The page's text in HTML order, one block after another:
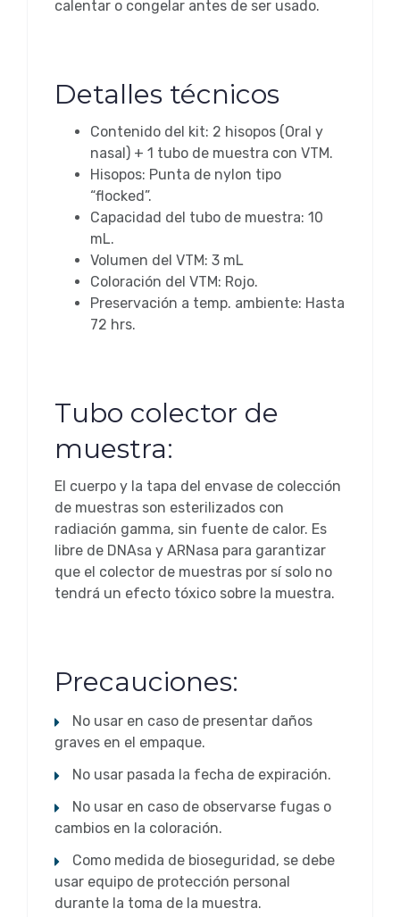
calentar o congelar antes de ser usado.
Detalles técnicos
Contenido del kit: 2 hisopos (Oral y
nasal) + 1 tubo de muestra con VTM.
Hisopos: Punta de nylon tipo
“flocked”.
Capacidad del tubo de muestra: 10
mL.
Volumen del VTM: 3 mL
Coloración del VTM: Rojo.
Preservación a temp. ambiente: Hasta
72 hrs.
Tubo colector de
muestra:
El cuerpo y la tapa del envase de colección
de muestras son esterilizados con
radiación gamma, sin fuente de calor. Es
libre de DNAsa y ARNasa para garantizar
que el colector de muestras por sí solo no
tendrá un efecto tóxico sobre la muestra.
Precauciones:
No usar en caso de presentar daños
graves en el empaque.
No usar pasada la fecha de expiración.
No usar en caso de observarse fugas o
cambios en la coloración.
Como medida de bioseguridad, se debe
usar equipo de protección personal
durante la toma de la muestra.